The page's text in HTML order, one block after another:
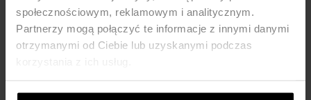
społecznościowym, reklamowym i analitycznym.
Partnerzy mogą połączyć te informacje z innymi danymi
otrzymanymi od Ciebie lub uzyskanymi podczas
na ramionach - czarny
181,93ZŁ 269,90ZŁ
na dekolcie - granat
188,93ZŁ 279,90ZŁ